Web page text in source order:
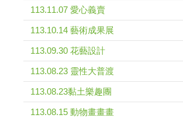
113.11.07 愛心義賣
113.10.14 藝術成果展
113.09.30 花藝設計
113.08.23 靈性大普渡
113.08.23黏土樂趣團
113.08.15 動物畫畫畫